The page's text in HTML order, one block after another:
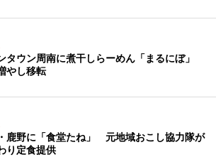
タウン周南に煮干しらーめん「まるにぼ」
やし移転
鹿野に「食堂たね」 元地域おこし協力隊が
り定食提供